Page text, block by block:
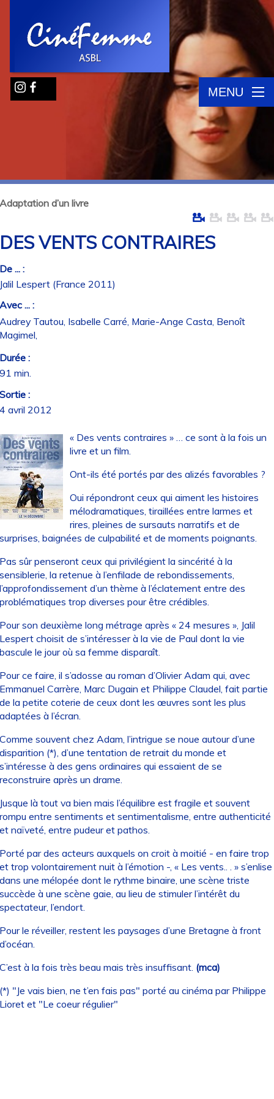
MENU
d’un livre
VENTS CONTRAIRES
... :
Lespert (France 2011)
... :
Tautou, Isabelle Carré, Marie-Ange Casta, Benoît
:
min.
:
avril 2012
« Des vents contraires » … ce sont à la fois un
livre et un film.
Ont-ils été portés par des alizés favorables ?
Oui répondront ceux qui aiment les histoires
mélodramatiques, tiraillées entre larmes et
rires, pleines de sursauts narratifs et de
baignées de culpabilité et de moments poignants.
sûr penseront ceux qui privilégient la sincérité à la
la retenue à l’enfilade de rebondissements,
d’un thème à l’éclatement entre des
trop diverses pour être crédibles.
son deuxième long métrage après « 24 mesures », Jalil
choisit de s’intéresser à la vie de Paul dont la vie
le jour où sa femme disparaît.
ce faire, il s’adosse au roman d’Olivier Adam qui, avec
Carrère, Marc Dugain et Philippe Claudel, fait partie
la petite coterie de ceux dont les œuvres sont les plus
à l’écran.
souvent chez Adam, l’intrigue se noue autour d’une
(*), d’une tentation de retrait du monde et
à des gens ordinaires qui essaient de se
après un drame.
là tout va bien mais l’équilibre est fragile et souvent
entre sentiments et sentimentalisme, entre authenticité
naïveté, entre pudeur et pathos.
par des acteurs auxquels on croit à moitié - en faire trop
trop volontairement nuit à l’émotion -, « Les vents.. . » s’enlise
une mélopée dont le rythme binaire, une scène triste
à une scène gaie, au lieu de stimuler l’intérêt du
l’endort.
le réveiller, restent les paysages d’une Bretagne à front
à la fois très beau mais très insuffisant. (mca)
"Je vais bien, ne t’en fais pas" porté au cinéma par Philippe
et "Le coeur régulier"